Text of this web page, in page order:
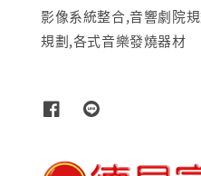
影像系統整合,音響劇院
規劃,各式音樂發燒器材